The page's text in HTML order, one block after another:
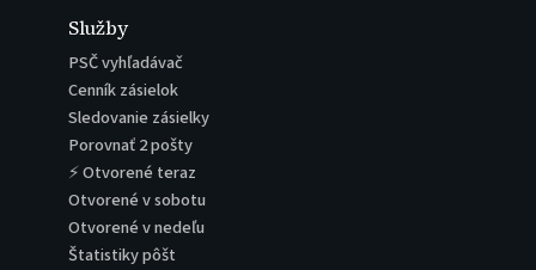
Služby
PSČ vyhľadávač
Cenník zásielok
Sledovanie zásielky
Porovnať 2 pošty
⚡ Otvorené teraz
Otvorené v sobotu
Otvorené v nedeľu
Štatistiky pôšt